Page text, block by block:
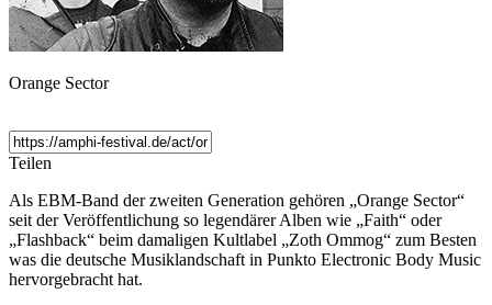
Orange Sector
Teilen
Als EBM-Band der zweiten Generation gehören „Orange Sector“
seit der Veröffentlichung so legendärer Alben wie „Faith“ oder
„Flashback“ beim damaligen Kultlabel „Zoth Ommog“ zum Besten
was die deutsche Musiklandschaft in Punkto Electronic Body Music
hervorgebracht hat.